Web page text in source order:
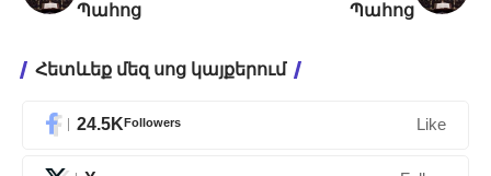
Պահոց
Պահոց
Հետևեք մեզ սոց կայքերում
24.5KFollowers Like